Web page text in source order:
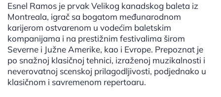
Esnel Ramos je prvak Velikog kanadskog baleta iz
Montreala, igrač sa bogatom međunarodnom
karijerom ostvarenom u vodećim baletskim
kompanijama i na prestižnim festivalima širom
Severne i Južne Amerike, kao i Evrope. Prepoznat je
po snažnoj klasičnoj tehnici, izraženoj muzikalnosti i
neverovatnoj scenskoj prilagodljivosti, podjednako u
klasičnom i savremenom repertoaru.